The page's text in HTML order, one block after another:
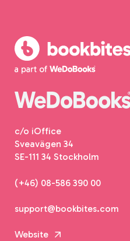
c/o iOffice
Sveavägen 34
SE-111 34 Stockholm
(+46) 08-586 390 00
support@bookbites.com
Website